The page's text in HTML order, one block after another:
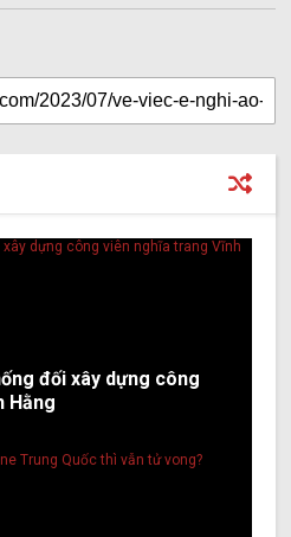
đối xây dựng công
Hằng